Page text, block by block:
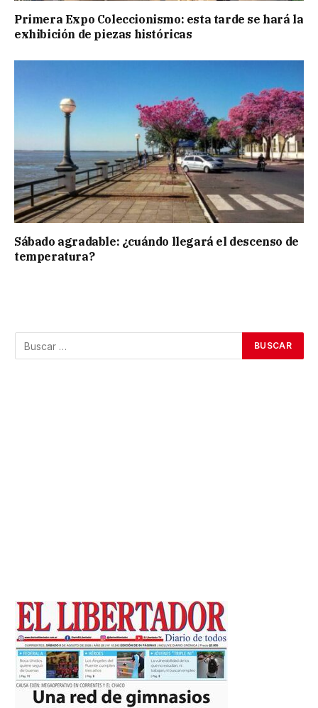
Primera Expo Coleccionismo: esta tarde se hará la
exhibición de piezas históricas
Sábado agradable: ¿cuándo llegará el descenso de
temperatura?